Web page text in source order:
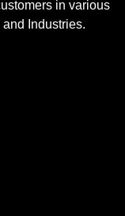
in various
Industries.